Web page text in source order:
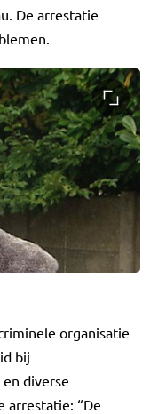
De arrestatie
organisatie
bij
diverse
arrestatie: “De